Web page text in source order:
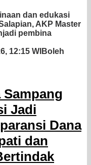
dan edukasi
AKP Master
pembina
12:15 WIBoleh
Jadi
Dana
dan